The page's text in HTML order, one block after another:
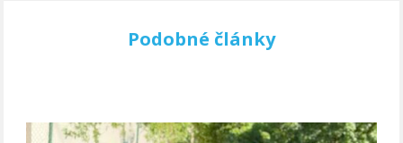
Podobné články